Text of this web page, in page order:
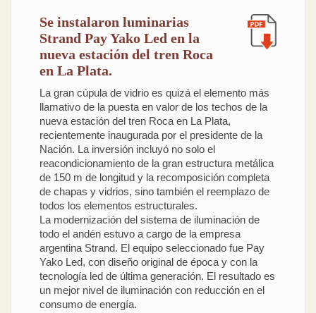
Se instalaron luminarias
Strand Pay Yako Led en la
nueva estación del tren Roca
en La Plata.
La gran cúpula de vidrio es quizá el elemento más
llamativo de la puesta en valor de los techos de la
nueva estación del tren Roca en La Plata,
recientemente inaugurada por el presidente de la
Nación. La inversión incluyó no solo el
reacondicionamiento de la gran estructura metálica
de 150 m de longitud y la recomposición completa
de chapas y vidrios, sino también el reemplazo de
todos los elementos estructurales.
La modernización del sistema de iluminación de
todo el andén estuvo a cargo de la empresa
argentina Strand. El equipo seleccionado fue Pay
Yako Led, con diseño original de época y con la
tecnología led de última generación. El resultado es
un mejor nivel de iluminación con reducción en el
consumo de energía.